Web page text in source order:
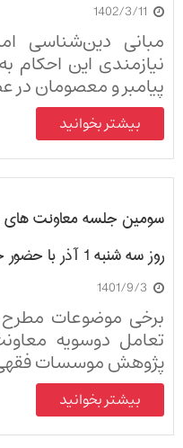
شد.1402/3/11
مبانی دین‌شناسی
نیازمندی این
پیامبر و معصومان در
بیشتر بخوانید
سومین جلسه معاونت
روز سه شنبه 1
ابوالقاسم مقیمی حاجی
1401/9/3
تعامل دوسویه
پژوهش موسسات
2. حمایت های
پژوهشی معاونین
هایشان.
بیشتر بخوانید